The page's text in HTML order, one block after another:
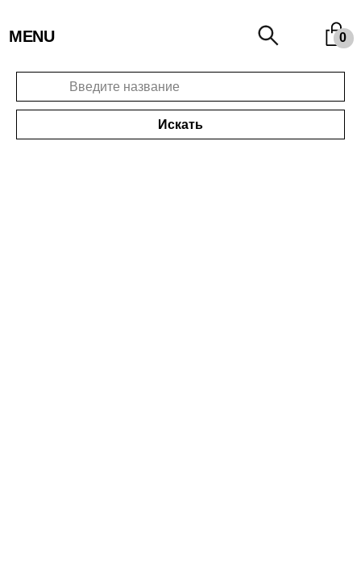
0
MENU
Искать